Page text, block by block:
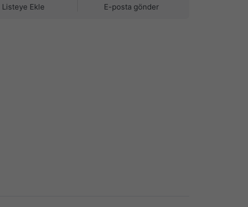
Listeye Ekle E-posta gönder